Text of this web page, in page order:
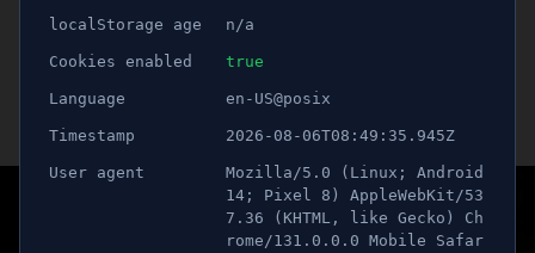
Trafikverket varnar: "Se
upp för svarta halkan"
Publicerad 17 november 2022 06:00
Uppdaterad 21 juni 2026 12:32
localStorage age n/a
Cookies enabled true
Language en-US@posix
Timestamp 2026-08-06T08:49:35.945Z
User agent
Mozilla/5.0 (Linux; Android
14; Pixel 8) AppleWebKit/53
7.36 (KHTML, like Gecko) Ch
rome/131.0.0.0 Mobile Safar